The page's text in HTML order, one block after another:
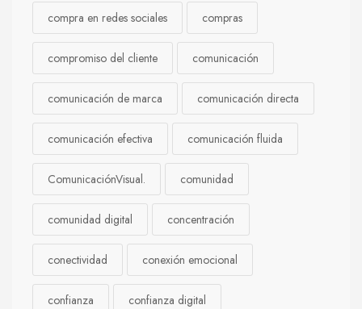
compra en redes sociales compras
compromiso del cliente comunicación
comunicación de marca comunicación directa
comunicación efectiva comunicación fluida
ComunicaciónVisual. comunidad
comunidad digital concentración
conectividad conexión emocional
confianza confianza digital